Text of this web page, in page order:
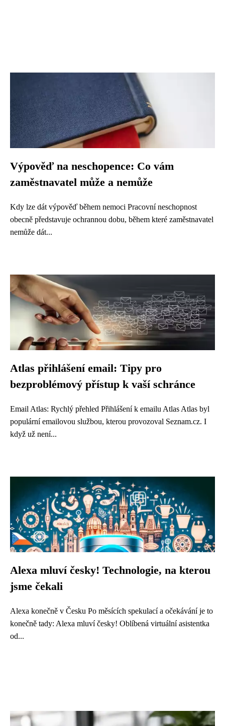
Výpověď na neschopence: Co vám
zaměstnavatel může a nemůže
Kdy lze dát výpověď během nemoci Pracovní neschopnost
obecně představuje ochrannou dobu, během které zaměstnavatel
nemůže dát...
Atlas přihlášení email: Tipy pro
bezproblémový přístup k vaší schránce
Email Atlas: Rychlý přehled Přihlášení k emailu Atlas Atlas byl
populární emailovou službou, kterou provozoval Seznam.cz. I
když už není...
Alexa mluví česky! Technologie, na kterou
jsme čekali
Alexa konečně v Česku Po měsících spekulací a očekávání je to
konečně tady: Alexa mluví česky! Oblíbená virtuální asistentka
od...